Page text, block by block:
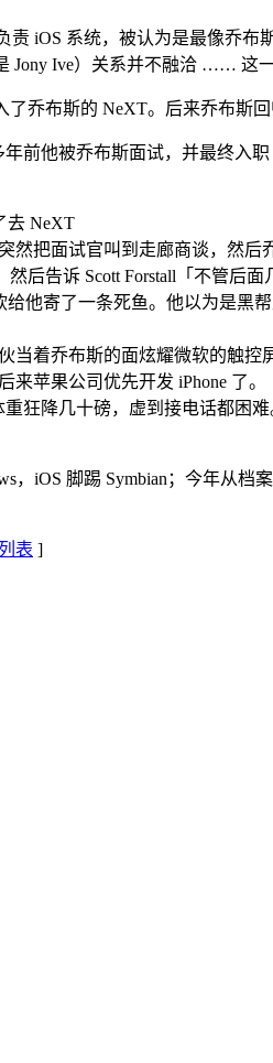
责 iOS 系统，被认为是最像乔
Jony Ive）关系并不融洽 …… 这
了乔布斯的 NeXT。后来乔布斯
前他被乔布斯面试，并最终入
去 NeXT
把面试官叫到走廊商谈，然后
后告诉 Scott Forstall「不管后
给他寄了一条死鱼。他以为是
当着乔布斯的面炫耀微软的触
来苹果公司优先开发 iPhone 了。
重狂降几十磅，虚到接电话都
，iOS 脚踢 Symbian；今年从
列表 ]